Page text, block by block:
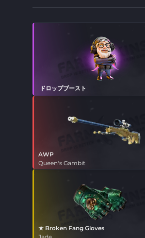
ドロップブースト
AWP
Queen's Gambit
★ Broken Fang Gloves